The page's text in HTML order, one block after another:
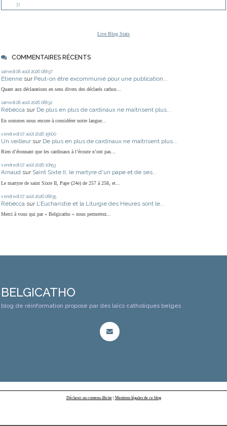
31
Live Blog Stats
COMMENTAIRES RÉCENTS
samedi 08 août 2026 08h37
Etienne sur Peut-on être excommunié pour une publication...
Quant aux déclarations en sens divers des déclarés cathos...
samedi 08 août 2026 08h32
Rébécca sur De plus en plus de cardinaux ne maîtrisent plus...
En sommes nous encore à considérer notre langue...
vendredi 07 août 2026 15h00
Un veilleur sur De plus en plus de cardinaux ne maîtrisent plus...
Rien d’étonnant que les cardinaux à l’écoute n’ont pas...
vendredi 07 août 2026 10h53
Arnaud sur Saint Sixte II, le martyre d'un pape et de ses...
Le martyre de saint Sixte II, Pape (24e) de 257 à 258, et...
vendredi 07 août 2026 08h35
Rébécca sur L’Eucharistie et la Liturgie des Heures sont le...
Merci à vous qui par « Belgicatho » nous permettez...
BELGICATHO
blog de réinformation proposé par des laïcs catholiques belges
Déclarer un contenu illicite| Mentions légales de ce blog